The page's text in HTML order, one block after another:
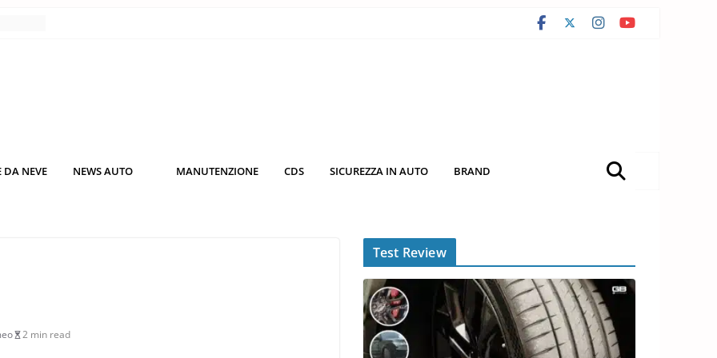
DA NEVE NEWS AUTO MANUTENZIONE CDS SICUREZZA IN AUTO BRAND
2 min read
Test Review